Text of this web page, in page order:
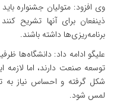
وی افزود: متولیان جشنواره
ذینفعان برای آنها تشریح
برنامه‌ریزی‌ها داشته باشند.
علیگو ادامه داد: دانشگاه‌ها
توسعه صنعت دارند، اما
شکل گرفته و احساس نیاز به
لمس شود.